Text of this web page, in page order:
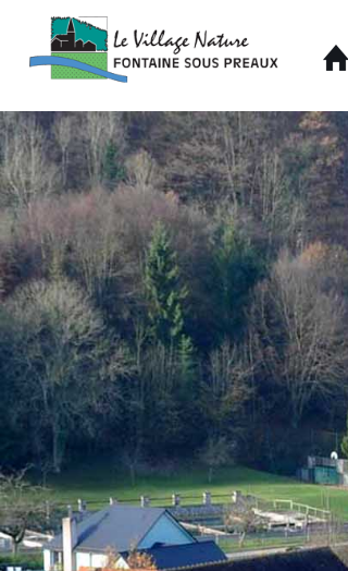
ACCUEIL
MAIRIE
VIE PRATIQUE
ENVIRONNEMENT
PATRIMOINE
URBANISME
RISQUES MAJEURS